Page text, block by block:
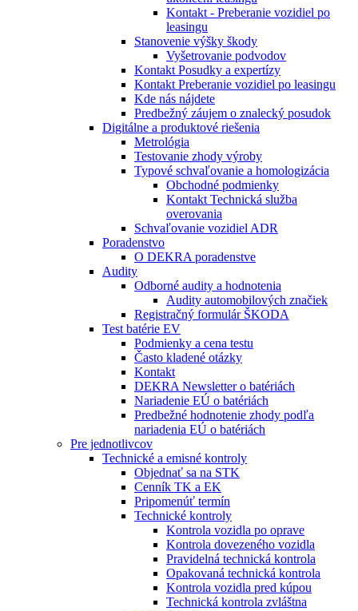
Kontakt - Preberanie vozidiel po
leasingu
Stanovenie výšky škody
Vyšetrovanie podvodov
Kontakt Posudky a expertízy
Kontakt Preberanie vozidiel po leasingu
Kde nás nájdete
Predbežný záujem o znalecký posudok
Digitálne a produktové riešenia
Metrológia
Testovanie zhody výroby
Typové schvaľovanie a homologizácia
Obchodné podmienky
Kontakt Technická služba
overovania
Schvaľovanie vozidiel ADR
Poradenstvo
O DEKRA poradenstve
Audity
Odborné audity a hodnotenia
Audity automobilových značiek
Registračný formulár ŠKODA
Test batérie EV
Podmienky a cena testu
Často kladené otázky
Kontakt
DEKRA Newsletter o batériách
Nariadenie EÚ o batériách
Predbežné hodnotenie zhody podľa
nariadenia EÚ o batériách
Pre jednotlivcov
Technické a emisné kontroly
Objednať sa na STK
Cenník TK a EK
Pripomenúť termín
Technické kontroly
Kontrola vozidla po oprave
Kontrola dovezeného vozidla
Pravidelná technická kontrola
Opakovaná technická kontrola
Kontrola vozidla pred kúpou
Technická kontrola zvláštna